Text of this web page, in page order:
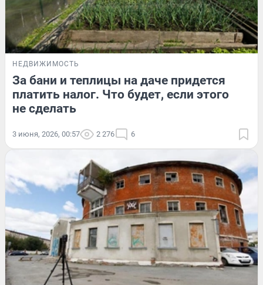
НЕДВИЖИМОСТЬ
За бани и теплицы на даче придется
платить налог. Что будет, если этого
не сделать
3 июня, 2026, 00:57 2 276 6